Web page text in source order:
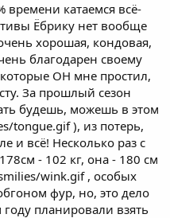
времени катаемся всё-
Ёбрику нет вообще
хорошая, кондовая,
благодарен своему
ОН мне простил,
За прошлый сезон
будешь, можешь в этом
tongue.gif ), из потерь,
и всё! Несколько раз с
- 102 кг, она - 180 см
wink.gif , особых
фур, но, это дело
планировали взять